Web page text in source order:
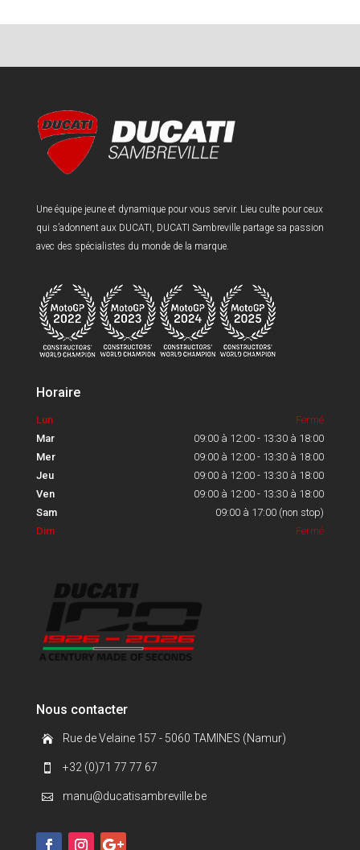
Une équipe jeune et dynamique pour vous servir. Lieu culte pour ceux
qui s’adonnent aux DUCATI, DUCATI Sambreville partage sa passion
avec des spécialistes du monde de la marque.
Horaire
Lun
Fermé
Mar
09:00 à 12:00 - 13:30 à 18:00
Mer
09:00 à 12:00 - 13:30 à 18:00
Jeu
09:00 à 12:00 - 13:30 à 18:00
Ven
09:00 à 12:00 - 13:30 à 18:00
Sam
09:00 à 17:00 (non stop)
Dim
Fermé
Nous contacter
 Rue de Velaine 157 - 5060 TAMINES (Namur)
 +32 (0)71 77 77 67
 manu@ducatisambreville.be